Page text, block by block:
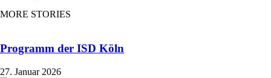
MORE STORIES
Programm der ISD Köln
27. Januar 2026